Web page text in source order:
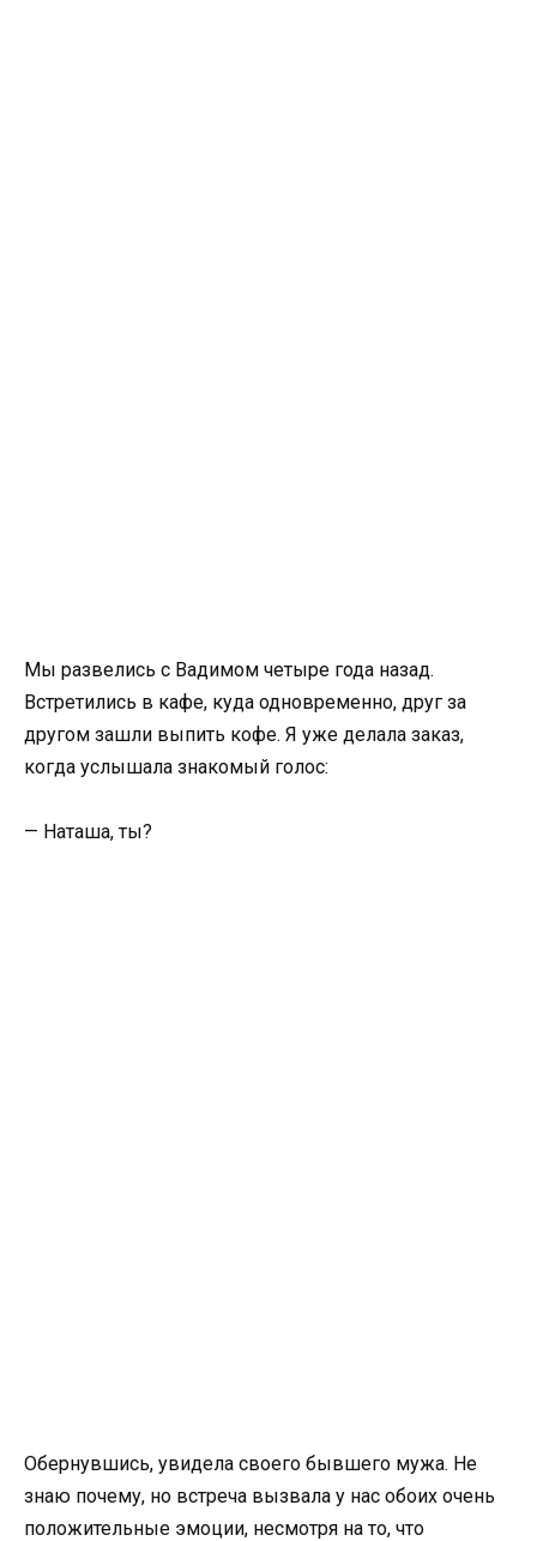
Мы развелись с Вадимом четыре года назад.
Встретились в кафе, куда одновременно, друг за
другом зашли выпить кофе. Я уже делала заказ,
когда услышала знакомый голос:
— Наташа, ты?
Обернувшись, увидела своего бывшего мужа. Не
знаю почему, но встреча вызвала у нас обоих очень
положительные эмоции, несмотря на то, что